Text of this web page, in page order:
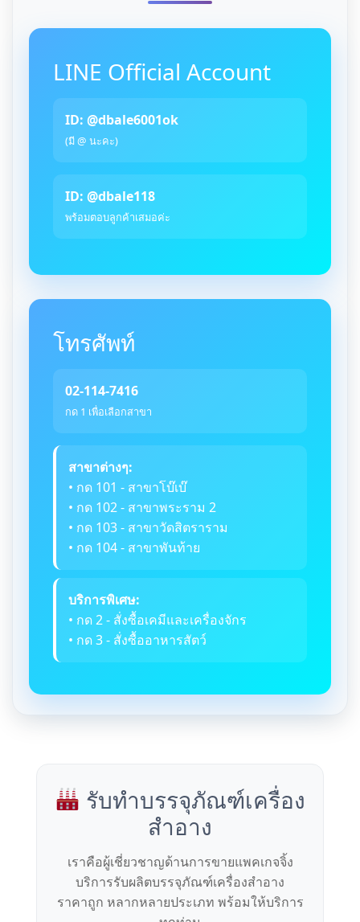
LINE Official Account
ID: @dbale6001ok
(มี @ นะคะ)
ID: @dbale118
พร้อมตอบลูกค้าเสมอค่ะ
โทรศัพท์
02-114-7416
กด 1 เพื่อเลือกสาขา
สาขาต่างๆ:
• กด 101 - สาขาโบ๊เบ๊
• กด 102 - สาขาพระราม 2
• กด 103 - สาขาวัดสิตราราม
• กด 104 - สาขาพันท้าย
บริการพิเศษ:
• กด 2 - สั่งซื้อเคมีและเครื่องจักร
• กด 3 - สั่งซื้ออาหารสัตว์
รับทำบรรจุภัณฑ์เครื่อง
สำอาง
เราคือผู้เชี่ยวชาญด้านการขายแพคเกจจิ้ง
บริการรับผลิตบรรจุภัณฑ์เครื่องสำอาง
ราคาถูก หลากหลายประเภท พร้อมให้บริการ